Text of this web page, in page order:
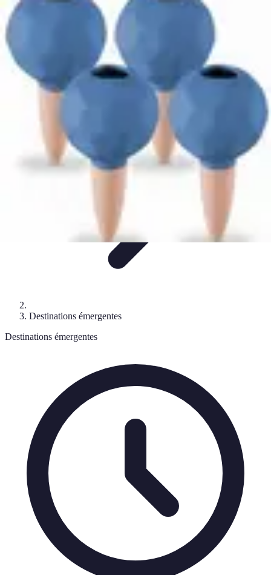
Découverte Monde
Inspiration de Voyage
Destinations cachées DestinationsCulture et
Tradition
Découverte Monde
Destinations émergentes
Destinations émergentes